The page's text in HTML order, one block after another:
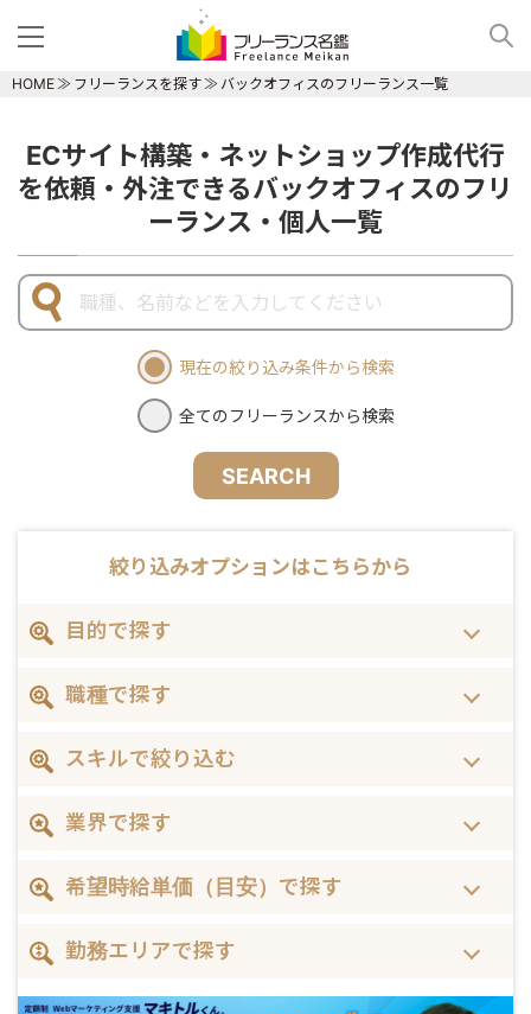
HOME フリーランスを探す バックオフィスのフリーランス一覧
ECサイト構築・ネットショップ作成代行
を依頼・外注できるバックオフィスのフリ
ーランス・個人一覧
現在の絞り込み条件から検索
全てのフリーランスから検索
SEARCH
絞り込みオプションはこちらから
目的で探す
職種で探す
スキルで絞り込む
業界で探す
希望時給単価（目安）で探す
勤務エリアで探す